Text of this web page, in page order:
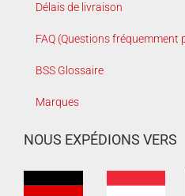
Délais de livraison
FAQ (Questions fréquemment
BSS Glossaire
Marques
NOUS EXPÉDIONS VERS